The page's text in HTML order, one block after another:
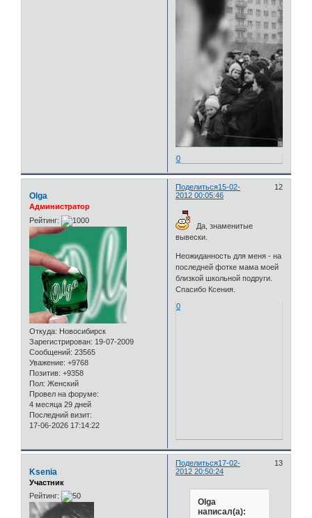
0
Поделиться 12
15-02-
2012 00:05:46
Olga
Администратор
Рейтинг:
Откуда: Новосибирск
Зарегистрирован: 19-07-2009
Сообщений: 23565
Уважение: +9768
Позитив: +9358
Пол: Женский
Провел на форуме:
4 месяца 29 дней
Последний визит:
17-06-2026 17:14:22
Да, знаменитые
вывески.
Неожиданность для меня - на
последней фотке мама моей
близкой школьной подруги.
Спасибо Ксения.
0
Поделиться 13
17-02-
2012 20:50:24
Ksenia
Участник
Рейтинг:
Olga
написал(а):